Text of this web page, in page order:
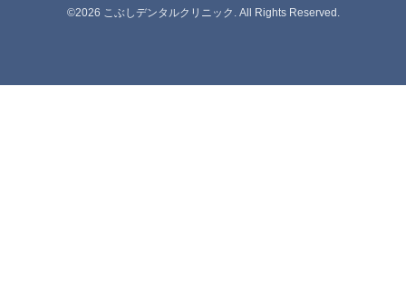
©2026 こぶしデンタルクリニック . All Rights Reserved.